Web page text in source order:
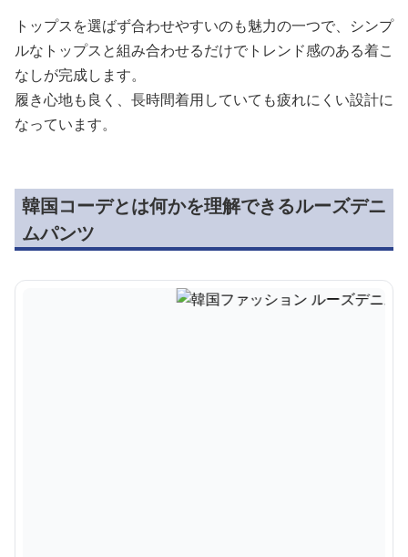
トップスを選ばず合わせやすいのも魅力の一つで、シンプ
ルなトップスと組み合わせるだけでトレンド感のある着こ
なしが完成します。
履き心地も良く、長時間着用していても疲れにくい設計に
なっています。
韓国コーデとは何かを理解できるルーズデニ
ムパンツ